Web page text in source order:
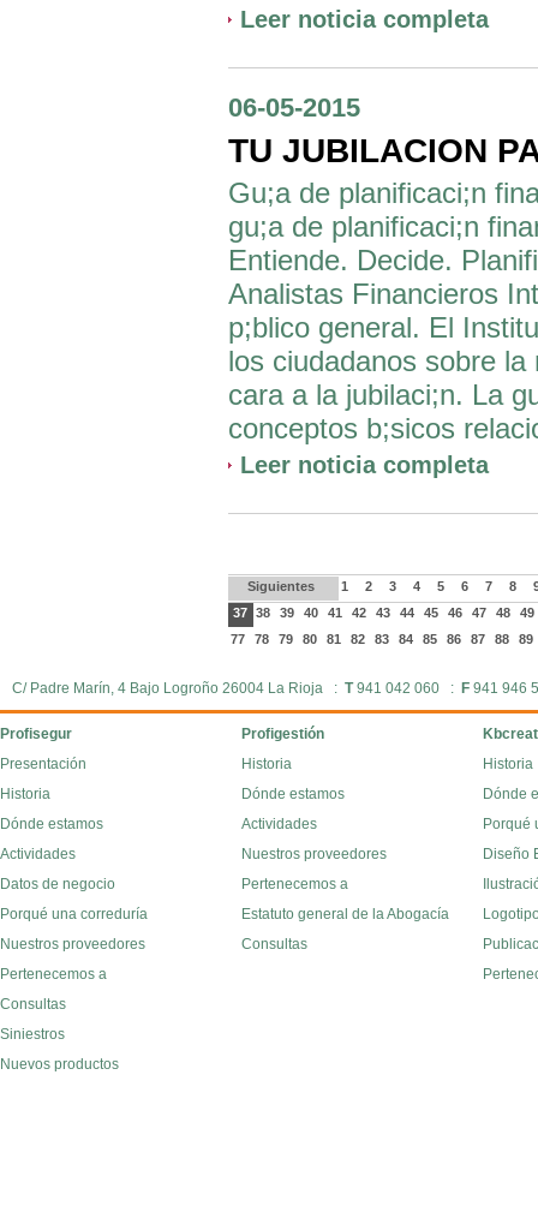
Leer noticia completa
06-05-2015
TU JUBILACION
Gu;a de planificaci;n
gu;a de planificaci;n
Entiende. Decide.
Analistas Financieros
p;blico general. El
los ciudadanos sobre
cara a la jubilaci;n. La
conceptos b;sicos
Leer noticia completa
Siguientes 1 2 3 4 5 6 7 8
37
38 39 40 41 42 43 44 45 46 47 48
49
77
78 79 80 81 82 83 84 85 86 87 88 89
C/ Padre Marín, 4 Bajo Logroño 26004 La Rioja : T941 042 060 : F 941
Profisegur Profigestión
Presentación
Historia
Dónde estamos
Actividades
Datos de negocio
Porqué una correduría
Nuestros proveedores
Pertenecemos a
Consultas
Siniestros
Nuevos productos
Historia
Dónde estamos
Actividades
Nuestros proveedores
Pertenecemos a
Estatuto general de la Abogacía
Consultas
Historia
Dónde
Porqué
Diseño